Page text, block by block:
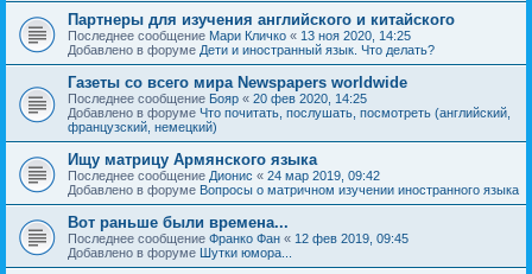
Партнеры для изучения английского и китайского
Последнее сообщение Мари Кличко « 13 ноя 2020, 14:25
Добавлено в форуме Дети и иностранный язык. Что делать?
Газеты со всего мира Newspapers worldwide
Последнее сообщение Бояр « 20 фев 2020, 14:25
Добавлено в форуме Что почитать, послушать, посмотреть (английский,
французский, немецкий)
Ищу матрицу Армянского языка
Последнее сообщение Дионис « 24 мар 2019, 09:42
Добавлено в форуме Вопросы о матричном изучении иностранного языка
Вот раньше были времена...
Последнее сообщение Франко Фан « 12 фев 2019, 09:45
Добавлено в форуме Шутки юмора...